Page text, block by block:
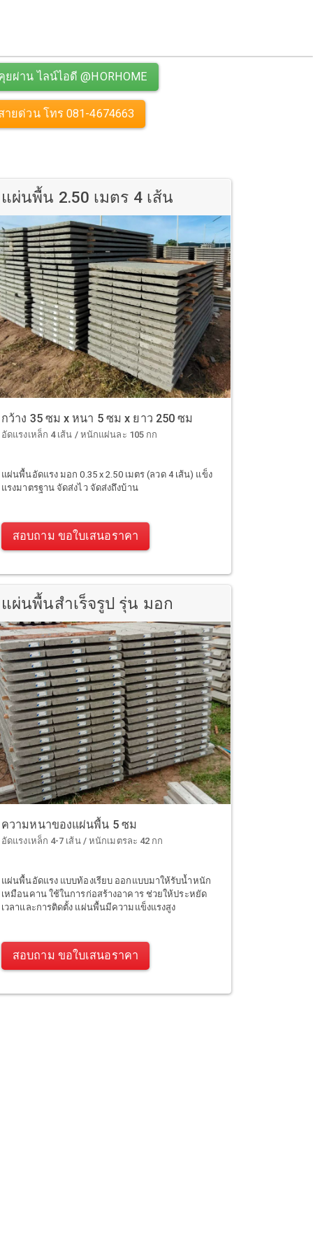
ยผ่าน ไลน์ไอดี @HORHOME
ายด่วน โทร 081-4674663
แผ่นพื้น 2.50 เมตร 4 เส้น
กว้าง 35 ซม x หนา 5 ซม x ยาว 250 ซม
อัดแรงเหล็ก 4 เส้น / หนักแผ่นละ 105 กก
แผ่นพื้นอัดแรง มอก 0.35 x 2.50 เมตร (ลวด 4 เส้น) แข็ง
แรงมาตรฐาน จัดส่งไว จัดส่งถึงบ้าน
สอบถาม ขอใบเสนอราคา
แผ่นพื้นสำเร็จรูป รุ่น มอก
ความหนาของแผ่นพื้น 5 ซม
อัดแรงเหล็ก 4-7 เส้น / หนักเมตรละ 42 กก
แผ่นพื้นอัดแรง แบบท้องเรียบ ออกแบบมาให้รับน้ำหนัก
เหมือนคาน ใช้ในการก่อสร้างอาคาร ช่วยให้ประหยัด
เวลาและการติดตั้ง แผ่นพื้นมีความแข็งแรงสูง
สอบถาม ขอใบเสนอราคา